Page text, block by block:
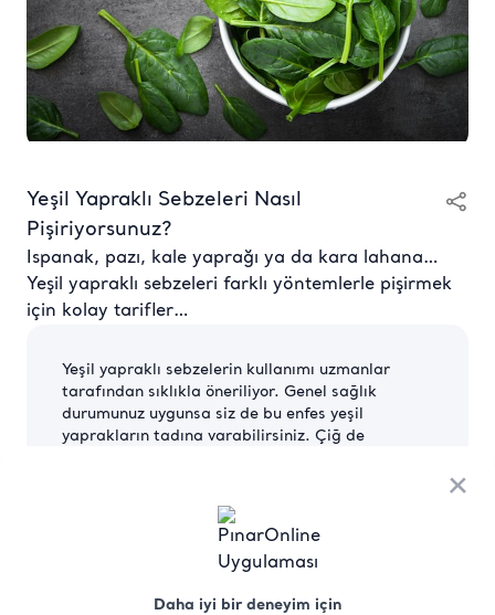
×
Daha iyi bir deneyim için
Yeşil Yapraklı Sebzeleri Nasıl
Pişiriyorsunuz?
Ispanak, pazı, kale yaprağı ya da kara lahana…
Yeşil yapraklı sebzeleri farklı yöntemlerle pişirmek
için kolay tarifler…
Yeşil yapraklı sebzelerin kullanımı uzmanlar
tarafından sıklıkla öneriliyor. Genel sağlık
durumunuz uygunsa siz de bu enfes yeşil
yaprakların tadına varabilirsiniz. Çiğ de
yaprakların yumuşaması için pişirme süresini
ayarlamanız yeterli. Yıl boyu bulabileceğiniz yeşil
yapraklılardan karalahana ve kale yaprağını,
kuzenleri brokoli gibi fazla pişirmemek daha iyi